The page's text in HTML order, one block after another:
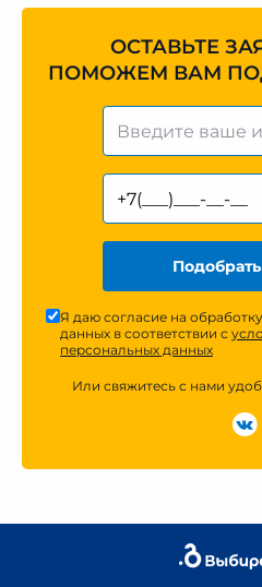
ОСТАВЬТЕ
ПОМОЖЕМ ВАМ
Я даю согласие на
данных в соответствии с
персональных данных
Или свяжитесь с нами